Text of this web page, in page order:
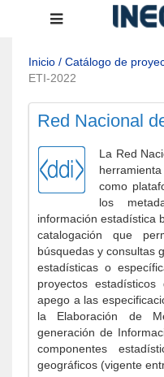
Menú
navegación
Inicio / Catálogo de
ETI-2022
Red Nacional
La Red
como
los
información estadística
catalogación que
búsquedas y consultas
estadísticas o
proyectos
apego a las
la Elaboración de
generación de
componentes
geográficos (vigente